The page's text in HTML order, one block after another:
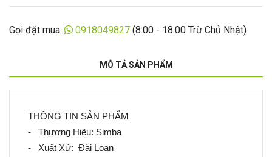
Gọi đặt mua: 0918049827 (8:00 - 18:00 Trừ Chủ Nhật)
MÔ TẢ SẢN PHẨM
THÔNG TIN SẢN PHẨM
- Thương Hiệu: Simba
- Xuất Xứ: Đài Loan